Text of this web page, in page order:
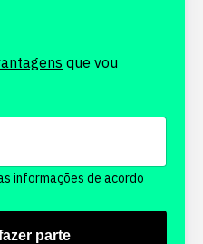
que vou
informações de acordo
parte